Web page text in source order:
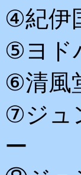
④紀伊
⑤ヨド
⑥清風
⑦ジュ
ー